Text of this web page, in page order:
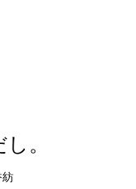
。